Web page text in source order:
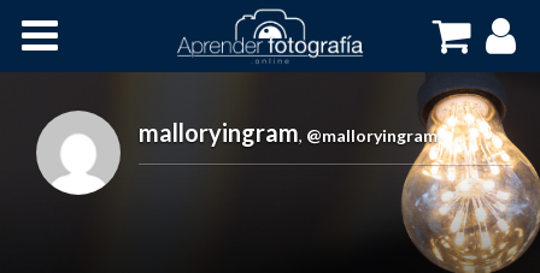
Cursos OnLine
malloryingram, @malloryingram